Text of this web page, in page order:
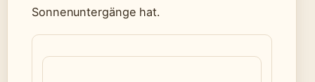
Sonnenuntergänge hat.